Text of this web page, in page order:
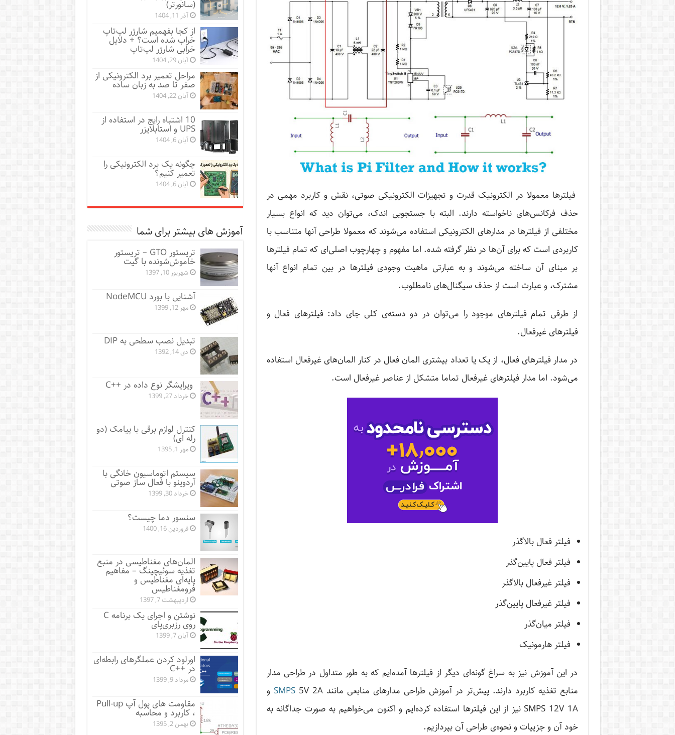
فیلترها معمولا در الکترونیک قدرت و تجهیزات الکترونیکی صوتی، نقش و کاربرد مهمی در
حذف فرکانس‌های ناخواسته دارند. البته با جستجویی اندک، می‌توان دید که انواع بسیار
مختلفی از فیلترها در مدارهای الکترونیکی استفاده می‌شوند که معمولا طراحی آنها متناسب با
کاربردی است که برای آن‌ها در نظر گرفته شده. اما مفهوم و چهارچوب اصلی‌ای که تمام فیلترها
بر مبنای آن ساخته می‌شوند و به عبارتی ماهیت وجودی فیلترها در بین تمام انواع آنها
مشترک، و عبارت است از حذف سیگنال‌های نامطلوب.
از طرفی تمام فیلترهای موجود را می‌توان در دو دسته‌ی کلی جای داد: فیلترهای فعال و
فیلترهای غیرفعال.
در مدار فیلترهای فعال، از یک یا تعداد بیشتری المان فعال در کنار المان‌های غیرفعال استفاده
می‌شود. اما مدار فیلترهای غیرفعال تماما متشکل از عناصر غیرفعال است.
فیلتر فعال بالاگذر
فیلتر فعال پایین‌گذر
فیلتر غیرفعال بالاگذر
فیلتر غیرفعال پایین‌گذر
فیلتر میان‌گذر
فیلتر هارمونیک
در این آموزش نیز به سراغ گونه‌ای دیگر از فیلترها آمده‌ایم که به طور متداول در طراحی مدار
منابع تغذیه کاربرد دارند. پیش‌تر در آموزش طراحی مدارهای منابعی مانند
SMPS 5V 2A و
SMPS 12V 1A نیز از این فیلترها استفاده کرده‌ایم و اکنون می‌خواهیم به صورت جداگانه به
خود آن و جزییات و نحوه‌ی طراحی آن بپردازیم.
(سانورتر)
آذر 11, 1404
از کجا بفهمیم شارژر لپ‌تاپ
خراب شده است؟ + دلایل
خرابی شارژر لپ‌تاپ
آبان 29, 1404
مراحل تعمیر برد الکترونیکی از
صفر تا صد به زبان ساده
آبان 22, 1404
10 اشتباه رایج در استفاده از
UPS و استابلایزر
آبان 6, 1404
چگونه یک برد الکترونیکی را
تعمیر کنیم؟
آبان 6, 1404
آموزش های بیشتر برای شما
تریستور GTO – تریستور
خاموش‌شونده با گیت
شهریور 10, 1397
آشنایی با بورد NodeMCU
مهر 12, 1399
تبدیل نصب سطحی به DIP
دی 14, 1392
ویرایشگر نوع داده در ++C
خرداد 27, 1399
کنترل لوازم برقی با پیامک (دو
رله ای)
مهر 1, 1395
سیستم اتوماسیون خانگی با
آردوینو با فعال ساز صوتی
خرداد 30, 1399
سنسور دما چیست؟
فروردین 16, 1400
المان‌های مغناطیسی در منبع
تغذیه سوئیچینگ – مفاهیم
پایه‌ای مغناطیس و
فرومغناطیس
اردیبهشت 7, 1397
نوشتن و اجرای یک برنامه C
روی رزبری‌پای
آبان 7, 1399
اورلود کردن عملگرهای رابطه‌ای
در ++C
مرداد 9, 1399
مقاومت های پول آپ Pull-up
، کاربرد و محاسبه
بهمن 2, 1395